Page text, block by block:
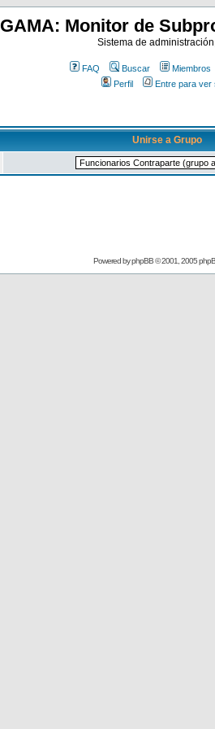
GAMA: Monitor de
Sistema de
FAQ Buscar Miembros
Perfil
Entre para ver
Unirse a Grupo
Powered byphpBB© 2001, 2005